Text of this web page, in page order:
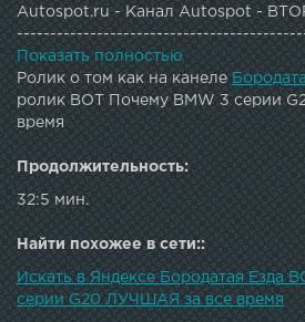
Autospot.ru - Канал Autospot -
----------Наша группа ВКонтакте -
Инстаграм ведущего -
--------------Drive2 -
Показать полностью
Ролик о том как на канеле
ролик ВОТ Почему BMW 3 серии
время
Продолжительность:
32:5 мин.
Найти похожее в сети::
Искать в Яндексе Бородатая Езда
серии G20 ЛУЧШАЯ за все время